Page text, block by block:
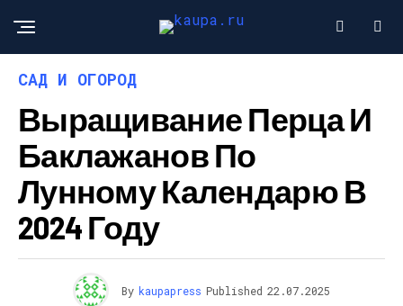
САД И ОГОРОД
Выращивание Перца И
Баклажанов По
Лунному Календарю В
2024 Году
By kaupapress Published 22.07.2025